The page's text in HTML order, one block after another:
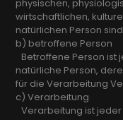
physischen,
wirtschaftlichen,
natürlichen Person
b) betroffene Person
Betroffene Person
natürliche Person,
für die Verarbeitung
c) Verarbeitung
Verarbeitung ist